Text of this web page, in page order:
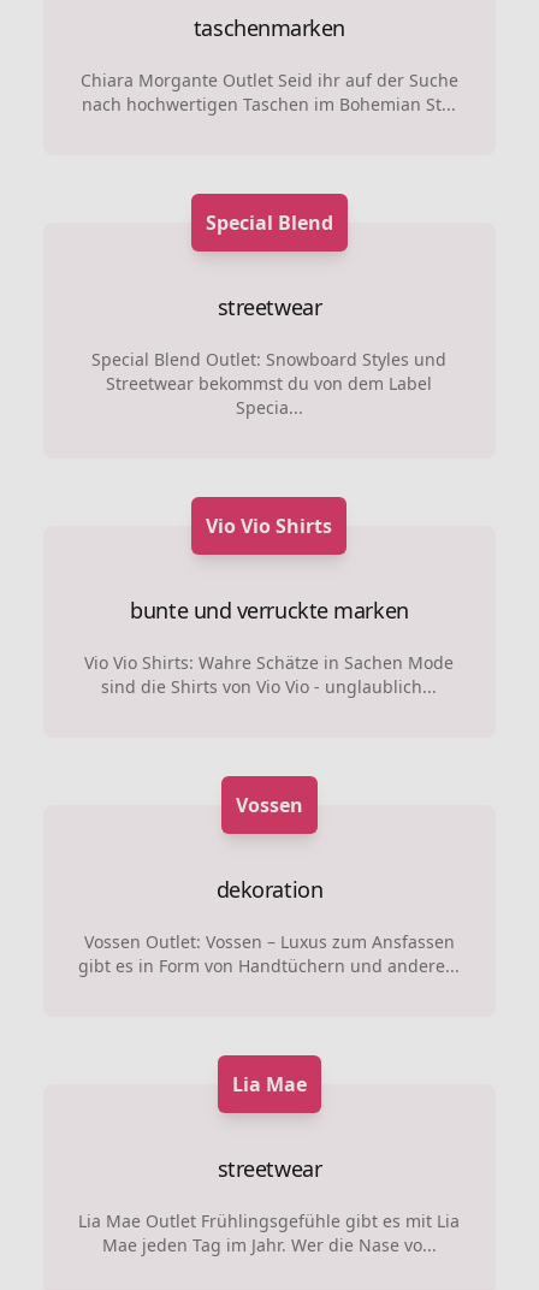
taschenmarken
Chiara Morgante Outlet Seid ihr auf der Suche
nach hochwertigen Taschen im Bohemian St...
Special Blend
streetwear
Special Blend Outlet: Snowboard Styles und
Streetwear bekommst du von dem Label
Specia...
Vio Vio Shirts
bunte und verruckte marken
Vio Vio Shirts: Wahre Schätze in Sachen Mode
sind die Shirts von Vio Vio - unglaublich...
Vossen
dekoration
Vossen Outlet: Vossen – Luxus zum Ansfassen
gibt es in Form von Handtüchern und andere...
Lia Mae
streetwear
Lia Mae Outlet Frühlingsgefühle gibt es mit Lia
Mae jeden Tag im Jahr. Wer die Nase vo...